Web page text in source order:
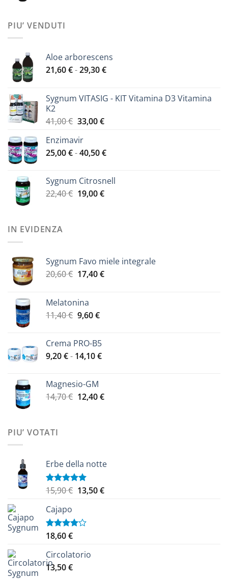
PIU’ VENDUTI
Aloe arborescens
21,60€-29,30€Fascia
da
Sygnum VITASIG - KIT Vitamina D3 Vitamina
K2
41,00€ Il
originale
era:
33,00€Il
è:
Enzimavir
25,00€-40,50€Fascia
da
Sygnum Citrosnell
22,40€ Il
19,00€Il
IN EVIDENZA
Sygnum Favo miele integrale
20,60€ Il
era:
20,60 €.
17,40€Il
Melatonina
11,40€ Il
era:
11,40 €.
9,60€Il
è:
9,60 €.
Crema PRO-B5
9,20€- 14,10€Fascia
9,20 €
Magnesio-GM
14,70€ Il
12,40€Il
PIU’ VOTATI
Erbe della notte
Valutato
15,90€ Il
era:
13,50€Il
Cajapo
Valutato
5
18,60€
Circolatorio
13,50€